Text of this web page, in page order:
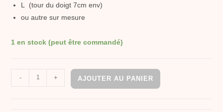
L (tour du doigt 7cm env)
ou autre sur mesure
1 en stock (peut être commandé)
- + AJOUTER AU PANIER